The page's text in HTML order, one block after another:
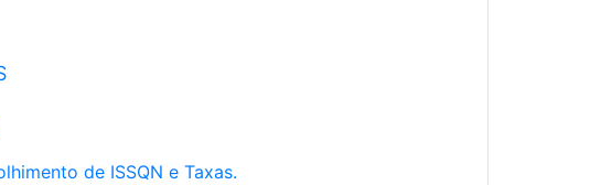
de ISSQN e Taxas.